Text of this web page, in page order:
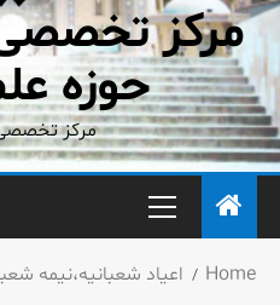
مرکز
حوزه
مرکز
Home اعیاد شعبانیه،نیمه‌